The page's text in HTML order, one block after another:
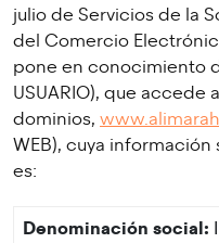
julio de Servicios de la
del Comercio
pone en conocimiento
USUARIO), que accede
dominios,
WEB), cuya
es:
Denominación social: